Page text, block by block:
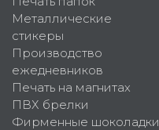
Металлические
стикеры
Производство
ежедневников
Печать на магнитах
ПВХ брелки
Фирменные шоколадки